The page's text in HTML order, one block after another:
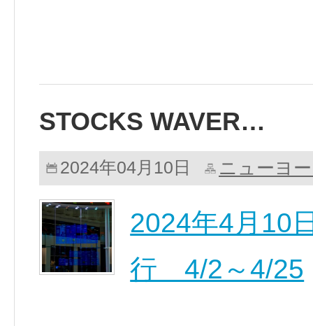
STOCKS WAVER…
2024年04月10日 ニューヨ
2024年4月
行 4/2～4/25